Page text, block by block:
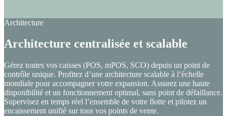
Architecture
Architecture centralisée et scalable
Gérez toutes vos caisses (POS, mPOS, SCO) depuis un point de
contrôle unique. Profitez d’une architecture scalable à l’échelle
mondiale pour accompagner votre expansion. Assurez une haute
disponibilité et un fonctionnement optimal, sans point de défaillance.
Supervisez en temps réel l’ensemble de votre flotte et pilotez un
encaissement unifié sur tous vos points de vente.